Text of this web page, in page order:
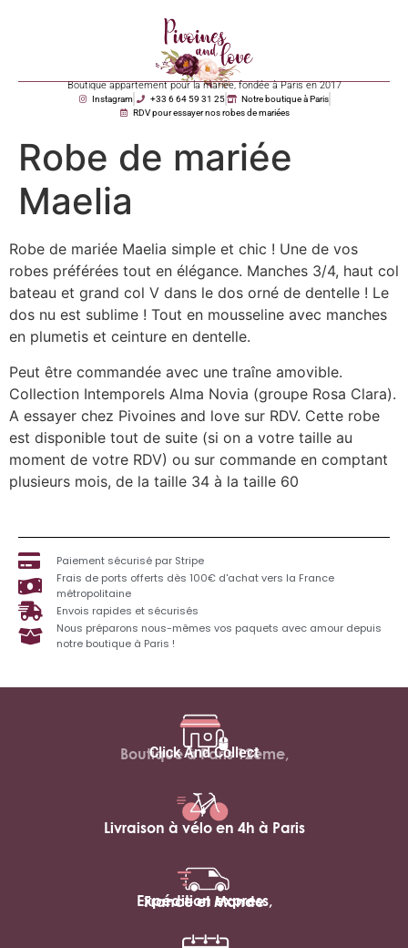
Boutique appartement pour la mariée, fondée à Paris en 2017
Instagram +33 6 64 59 31 25
Notre boutique à Paris
RDV pour essayer nos robes de mariées
Robe de mariée
Maelia
Robe de mariée Maelia simple et chic ! Une de vos
robes préférées tout en élégance. Manches 3/4, haut col
bateau et grand col V dans le dos orné de dentelle ! Le
dos nu est sublime ! Tout en mousseline avec manches
en plumetis et ceinture en dentelle.
Peut être commandée avec une traîne amovible.
Collection Intemporels Alma Novia (groupe Rosa Clara).
A essayer chez Pivoines and love sur RDV. Cette robe
est disponible tout de suite (si on a votre taille au
moment de votre RDV) ou sur commande en comptant
plusieurs mois, de la taille 34 à la taille 60
Paiement sécurisé par Stripe
Frais de ports offerts dès 100€ d'achat vers la France
métropolitaine
Envois rapides et sécurisés
Nous préparons nous-mêmes vos paquets avec amour depuis
notre boutique à Paris !
Click And Collect
Boutique à Paris 12ème,
Livraison à vélo en 4h à Paris
Expédition express,
France et Monde